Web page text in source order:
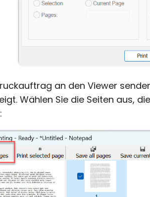
an den Viewer
Wählen Sie die Seiten aus,
: